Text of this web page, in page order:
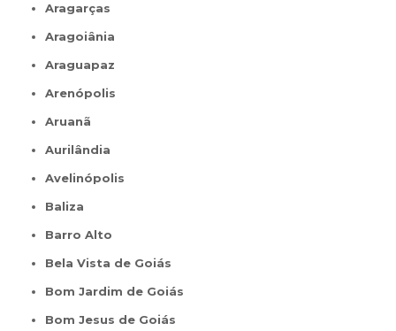
Aragarças
Aragoiânia
Araguapaz
Arenópolis
Aruanã
Aurilândia
Avelinópolis
Baliza
Barro Alto
Bela Vista de Goiás
Bom Jardim de Goiás
Bom Jesus de Goiás